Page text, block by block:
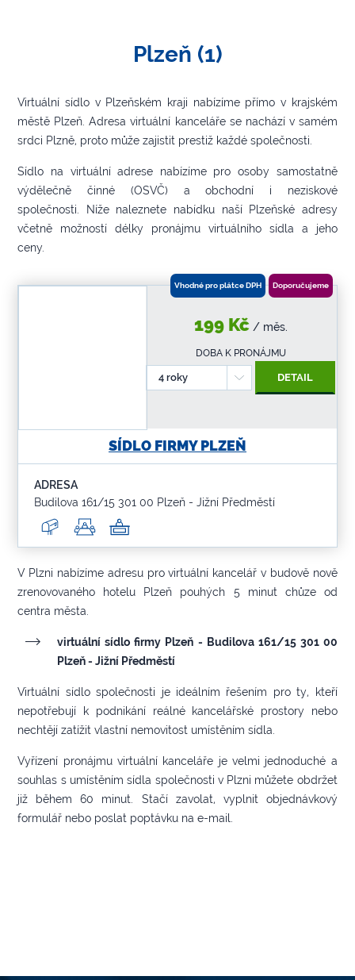
Plzeň (1)
Virtuální sídlo v Plzeňském kraji nabízíme přímo v krajském
městě Plzeň. Adresa virtuální kanceláře se nachází v samém
srdci Plzně, proto může zajistit prestiž každé společnosti.
Sídlo na virtuální adrese nabízíme pro osoby samostatně
výdělečně činné (OSVČ) a obchodní i neziskové
společnosti.
Níže naleznete nabídku naší Plzeňské adresy
včetně možností délky pronájmu virtuálního sídla a jeho
ceny.
Vhodné pro plátce DPH Doporučujeme
SÍDLO FIRMY PLZEŇ
ADRESA
Budilova 161/15 301 00 Plzeň - Jižní Předměstí
199 Kč/ měs.
DOBA K PRONÁJMU
4 roky DETAIL
V Plzni nabízíme adresu pro virtuální kancelář v budově nově
zrenovovaného hotelu Plzeň pouhých 5 minut chůze od
centra města.
virtuální sídlo firmy Plzeň - Budilova 161/15 301 00
Plzeň - Jižní Předměstí
Virtuální sídlo společnosti je ideálním řešením pro ty, kteří
nepotřebují k podnikání reálné kancelářské prostory nebo
nechtějí zatížit vlastní nemovitost umístěním sídla.
Vyřízení pronájmu virtuální kanceláře je velmi jednoduché a
souhlas s umístěním sídla společnosti v Plzni můžete obdržet
již během 60 minut. Stačí zavolat, vyplnit objednávkový
formulář nebo poslat poptávku na e-mail.